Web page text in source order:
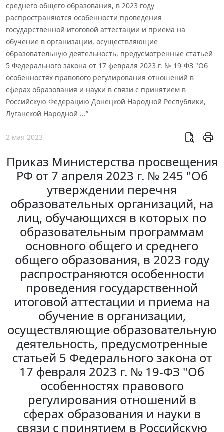
среднего общего образования, в 2023 году
распространяются особенности проведения
государственной итоговой аттестации и приема на
обучение в организации, осуществляющие
образовательную деятельность, предусмотренные статьей
5 Федерального закона от 17 февраля 2023 г. № 19-ФЗ "Об
особенностях правового регулирования отношений в
сферах образования и науки в связи с принятием в
Российскую Федерацию Донецкой Народной Республики,
Луганской Народной ...”
2 мая 2023
Приказ Министерства просвещения
РФ от 7 апреля 2023 г. № 245 "Об
утверждении перечня
образовательных организаций, на
лиц, обучающихся в которых по
образовательным программам
основного общего и среднего
общего образования, в 2023 году
распространяются особенности
проведения государственной
итоговой аттестации и приема на
обучение в организации,
осуществляющие образовательную
деятельность, предусмотренные
статьей 5 Федерального закона от
17 февраля 2023 г. № 19-ФЗ "Об
особенностях правового
регулирования отношений в
сферах образования и науки в
связи с принятием в Российскую